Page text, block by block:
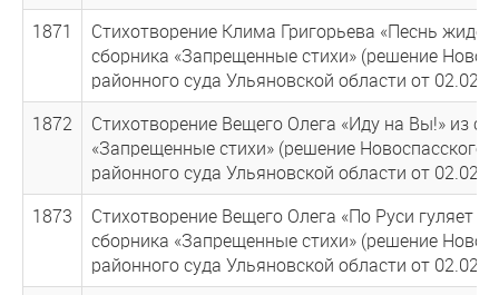
1871
Стихотворение Клима Григорьева «Песнь
сборника «Запрещенные стихи» (решение
районного суда Ульяновской области от
1872
Стихотворение Вещего Олега «Иду на Вы!» из
«Запрещенные стихи» (решение Новоспасского
районного суда Ульяновской области от
1873
Стихотворение Вещего Олега «По Руси гуляет
сборника «Запрещенные стихи» (решение
районного суда Ульяновской области от